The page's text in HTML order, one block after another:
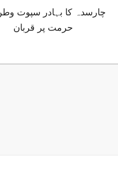
چارسدہ کا بہادر سپوت
حرمت پر قربان